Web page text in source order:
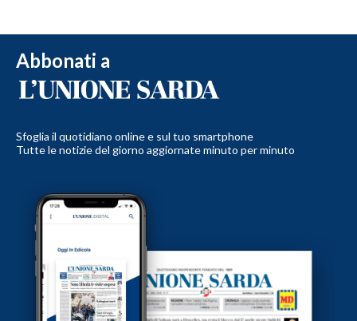
Abbonati a
Sfoglia il quotidiano online e sul tuo smartphone
Tutte le notizie del giorno aggiornate minuto per minuto